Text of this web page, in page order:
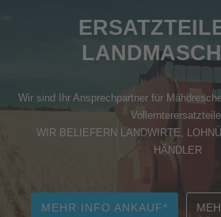
Zubehör Weinbau
Wir sind Ihr Ansprechpartner für
WIR BELIEFERN LANDWIRTE,
HÄNDLER
MEHR INFO ANKAUF*